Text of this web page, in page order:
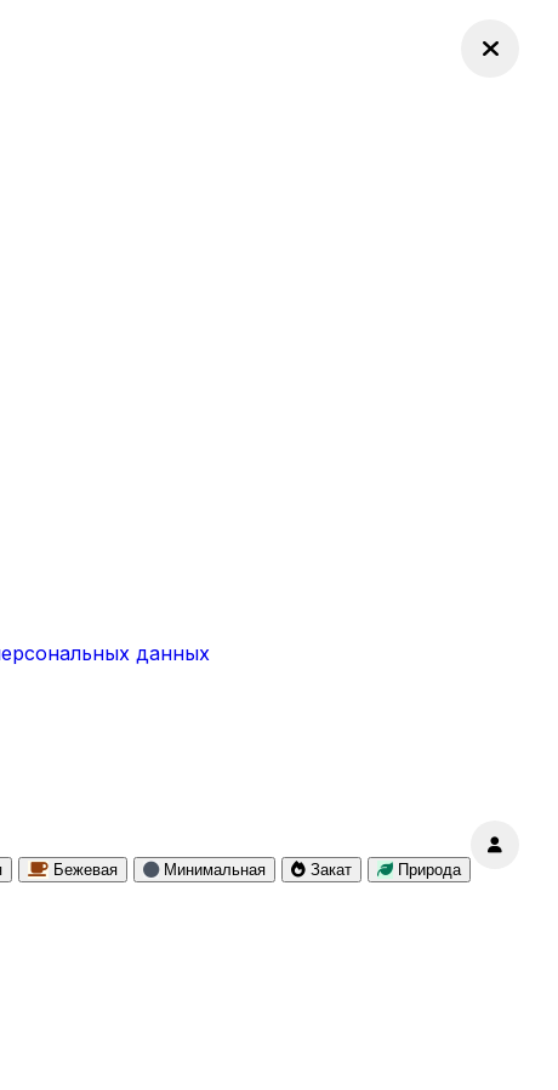
данных
Бежевая Минимальная Закат Природа